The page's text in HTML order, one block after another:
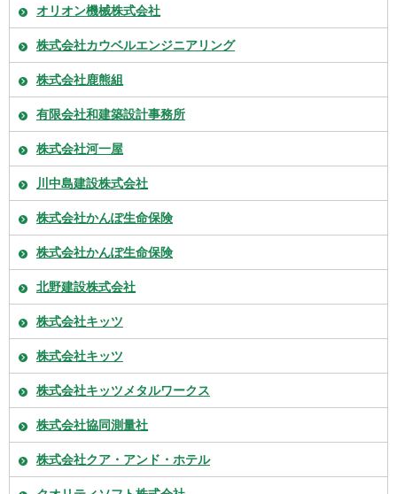
オリオン機械株式会社
株式会社カウベルエンジニアリング
株式会社鹿熊組
有限会社和建築設計事務所
株式会社河一屋
川中島建設株式会社
株式会社かんぽ生命保険
株式会社かんぽ生命保険
北野建設株式会社
株式会社キッツ
株式会社キッツ
株式会社キッツメタルワークス
株式会社協同測量社
株式会社クア・アンド・ホテル